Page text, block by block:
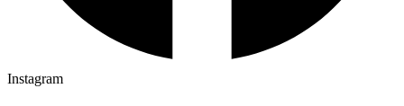
Instagram